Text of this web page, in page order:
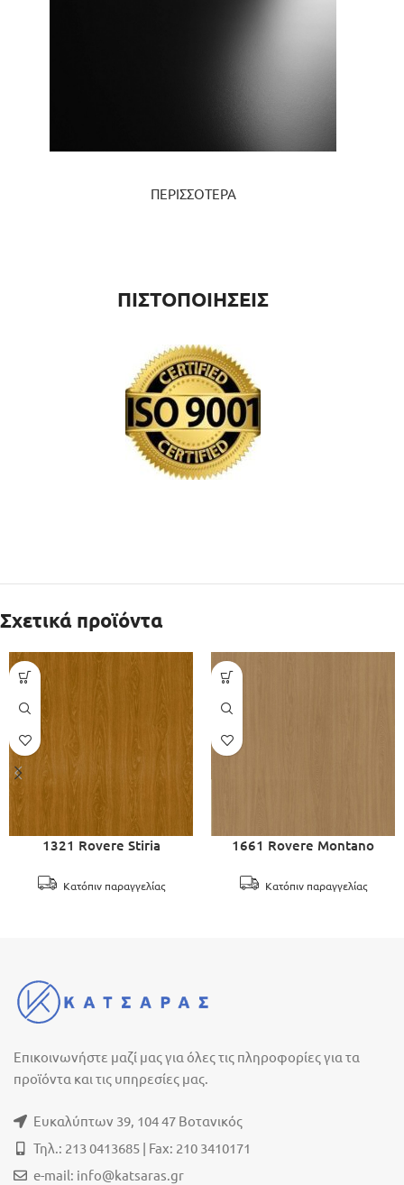
ΠΕΡΙΣΣΟΤΕΡΑ
ΠΙΣΤΟΠΟΙΗΣΕΙΣ
Σχετικά προϊόντα
1321 Rovere Stiria
Κατόπιν παραγγελίας
1661 Rovere Montano
Κατόπιν παραγγελίας
Επικοινωνήστε μαζί μας για όλες τις πληροφορίες για τα
προϊόντα και τις υπηρεσίες μας.
Ευκαλύπτων 39, 104 47 Βοτανικός
Τηλ.: 213 0413685 | Fax: 210 3410171
e-mail: info@katsaras.gr